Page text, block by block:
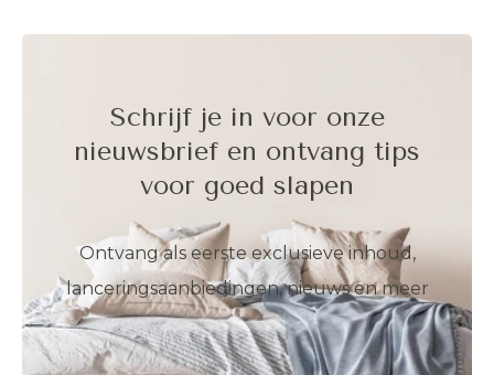
Schrijf je in voor onze
nieuwsbrief en ontvang tips
voor goed slapen
Ontvang als eerste exclusieve inhoud,
lanceringsaanbiedingen, nieuws en meer